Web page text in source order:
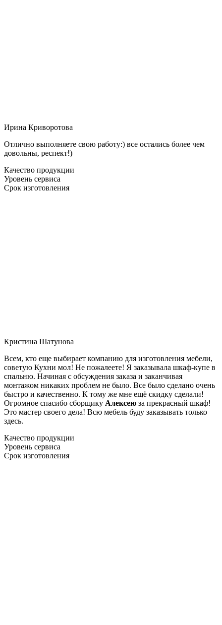
Ирина Криворотова
Отлично выполняете свою работу:) все остались более чем
довольны, респект!)
Качество продукции
Уровень сервиса
Срок изготовления
Кристина Шатунова
Всем, кто еще выбирает компанию для изготовления мебели,
советую Кухни мол! Не пожалеете! Я заказывала шкаф-купе в
спальню. Начиная с обсуждения заказа и заканчивая
монтажом никаких проблем не было. Все было сделано очень
быстро и качественно. К тому же мне ещё скидку сделали!
Огромное спасибо сборщику Алексею за прекрасный шкаф!
Это мастер своего дела! Всю мебель буду заказывать только
здесь.
Качество продукции
Уровень сервиса
Срок изготовления